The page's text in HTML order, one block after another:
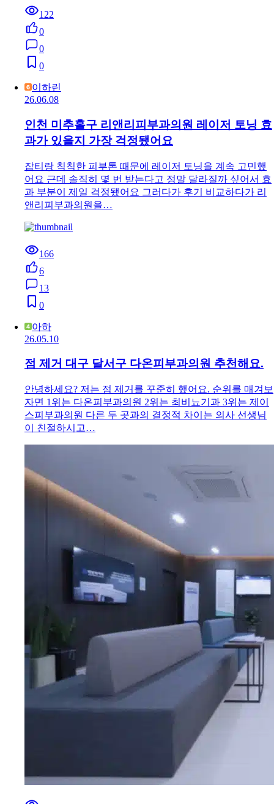
122
0
0
0
이하린
26.06.08
인천 미추홀구 리앤리피부과의원 레이저 토닝 효
과가 있을지 가장 걱정됐어요
잡티랑 칙칙한 피부톤 때문에 레이저 토닝을 계속 고민했
어요 근데 솔직히 몇 번 받는다고 정말 달라질까 싶어서 효
과 부분이 제일 걱정됐어요 그러다가 후기 비교하다가 리
앤리피부과의원을…
166
6
13
0
아하
26.05.10
점 제거 대구 달서구 다온피부과의원 추천해요.
안녕하세요? 저는 점 제거를 꾸준히 했어요. 순위를 매겨보
자면 1위는 다온피부과의원 2위는 최비뇨기과 3위는 제이
스피부과의원 다른 두 곳과의 결정적 차이는 의사 선생님
이 친절하시고…